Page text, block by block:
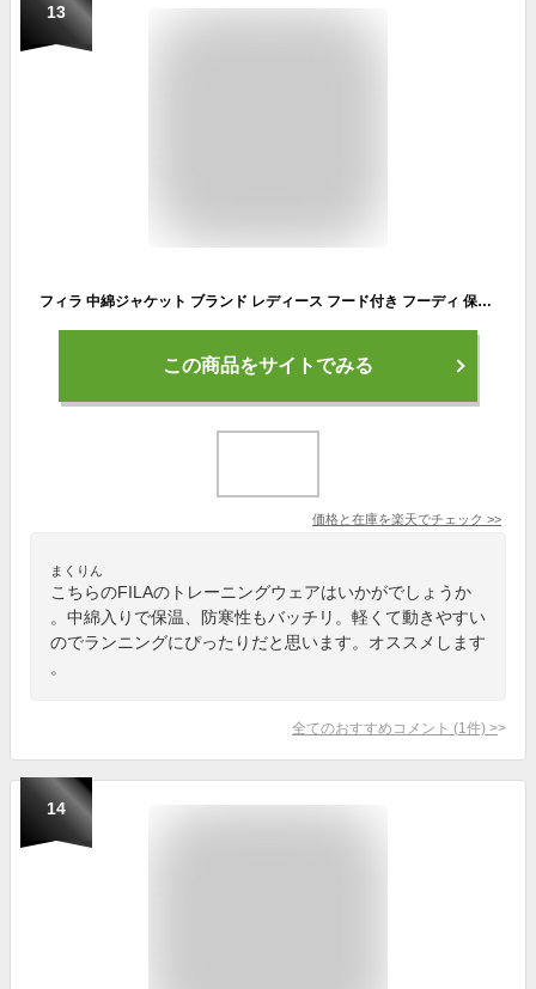
13
フィラ 中綿ジャケット ブランド レディース フード付き フーディ 保温 黒 中綿入り FILA FW25FP074 かわいい 大きいサイズ 有 トップス ウォーキング ウェア スポーツウェア トレーニングウェア スポーツ おしゃれ あす楽
この商品をサイトでみる
価格と在庫を楽天でチェック >>
まくりん
こちらのFILAのトレーニングウェアはいかがでしょうか
。中綿入りで保温、防寒性もバッチリ。軽くて動きやすい
のでランニングにぴったりだと思います。オススメします
。
全てのおすすめコメント (1 件) >
14